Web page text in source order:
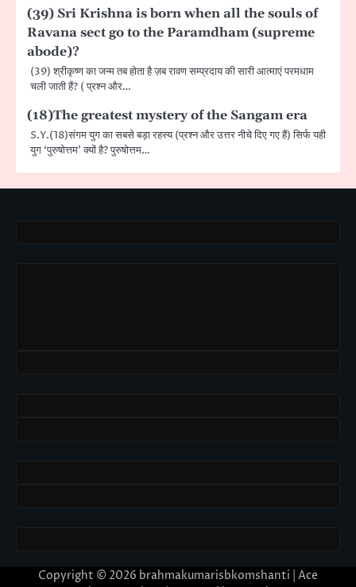
(39) Sri Krishna is born when all the souls of
Ravana sect go to the Paramdham (supreme
abode)?
(39) श्रीकृष्ण का जन्म तब होता है ज़ब रावण सम्प्रदाय की सारी आत्माएं परमधाम
चली जाती हैं? ( प्रश्न और…
(18)The greatest mystery of the Sangam era
S.Y.(18)संगम युग का सबसे बड़ा रहस्य (प्रश्न और उत्तर नीचे दिए गए हैं) सिर्फ यही
युग ‘पुरुषोत्तम’ क्यों है? पुरुषोत्तम…
Copyright © 2026 brahmakumarisbkomshanti | Ace